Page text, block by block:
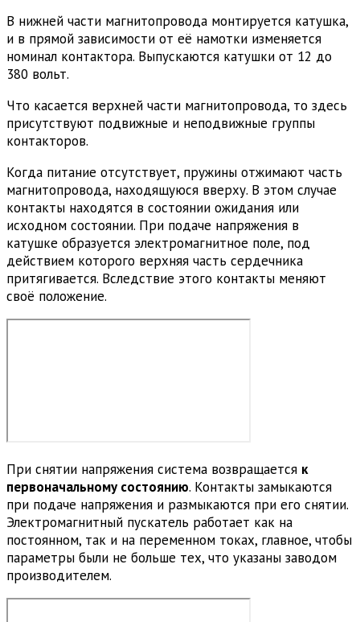
В нижней части магнитопровода монтируется катушка,
и в прямой зависимости от её намотки изменяется
номинал контактора. Выпускаются катушки от 12 до
380 вольт.
Что касается верхней части магнитопровода, то здесь
присутствуют подвижные и неподвижные группы
контакторов.
Когда питание отсутствует, пружины отжимают часть
магнитопровода, находящуюся вверху. В этом случае
контакты находятся в состоянии ожидания или
исходном состоянии. При подаче напряжения в
катушке образуется электромагнитное поле, под
действием которого верхняя часть сердечника
притягивается. Вследствие этого контакты меняют
своё положение.
При снятии напряжения система возвращается к
первоначальному состоянию. Контакты замыкаются
при подаче напряжения и размыкаются при его снятии.
Электромагнитный пускатель работает как на
постоянном, так и на переменном токах, главное, чтобы
параметры были не больше тех, что указаны заводом
производителем.